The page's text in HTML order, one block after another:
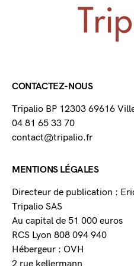
CONTACTEZ-NOUS
Tripalio BP 12303 69616
04 81 65 33 70
contact@tripalio.fr
MENTIONS LÉGALES
Directeur de publication :
Tripalio SAS
Au capital de 51 000 euros
RCS Lyon 808 094 940
Hébergeur : OVH